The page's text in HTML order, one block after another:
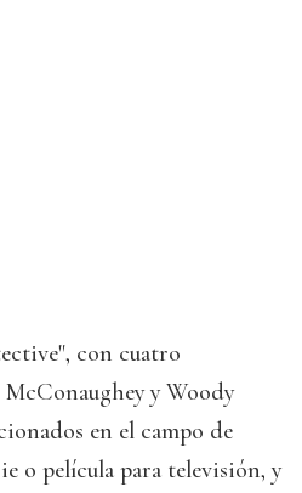
con cuatro
y Woody
en el campo de
o película para televisión, y